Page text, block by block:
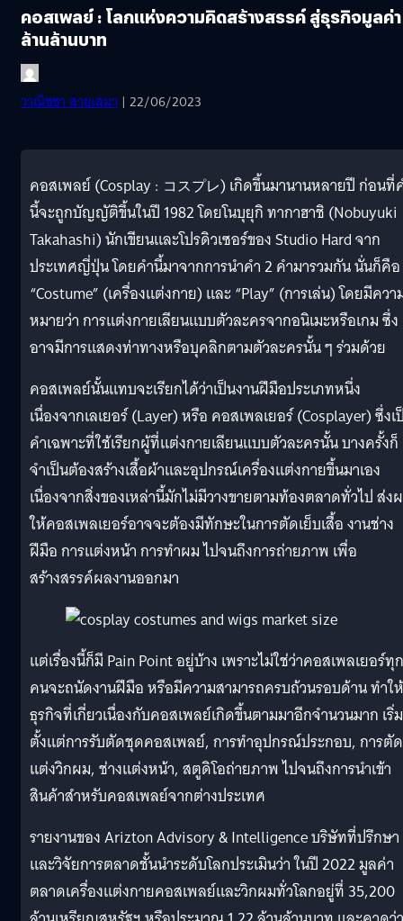
คอสเพลย์ : โลกแห่งความคิดสร้างสรรค์ สู่ธุรกิจมูลค่า
ล้านล้านบาท
วาณิชชา สายเสมา | 22/06/2023
คอสเพลย์ (Cosplay : コスプレ) เกิดขึ้นมานานหลายปี ก่อนที่
นี้จะถูกบัญญัติขึ้นในปี 1982 โดยโนบุยุกิ ทากาฮาชิ (Nobuyuki
Takahashi) นักเขียนและโปรดิวเซอร์ของ Studio Hard จาก
ประเทศญี่ปุ่น โดยคำนี้มาจากการนำคำ 2 คำมารวมกัน นั่นก็คือ
“Costume” (เครื่องแต่งกาย) และ “Play” (การเล่น) โดยมีควา
หมายว่า การแต่งกายเลียนแบบตัวละครจากอนิเมะหรือเกม ซึ่ง
อาจมีการแสดงท่าทางหรือบุคลิกตามตัวละครนั้น ๆ ร่วมด้วย
คอสเพลย์นั้นแทบจะเรียกได้ว่าเป็นงานฝีมือประเภทหนึ่ง
เนื่องจากเลเยอร์ (Layer) หรือ คอสเพลเยอร์ (Cosplayer) ซึ่งเ
คำเฉพาะที่ใช้เรียกผู้ที่แต่งกายเลียนแบบตัวละครนั้น บางครั้งก็
จำเป็นต้องสร้างเสื้อผ้าและอุปกรณ์เครื่องแต่งกายขึ้นมาเอง
เนื่องจากสิ่งของเหล่านี้มักไม่มีวางขายตามท้องตลาดทั่วไป ส่ง
ให้คอสเพลเยอร์อาจจะต้องมีทักษะในการตัดเย็บเสื้อ งานช่าง
ฝีมือ การแต่งหน้า การทำผม ไปจนถึงการถ่ายภาพ เพื่อ
สร้างสรรค์ผลงานออกมา
แต่เรื่องนี้ก็มี Pain Point อยู่บ้าง เพราะไม่ใช่ว่าคอสเพลเยอร์ทุก
คนจะถนัดงานฝีมือ หรือมีความสามารถครบถ้วนรอบด้าน ทำให้
ธุรกิจที่เกี่ยวเนื่องกับคอสเพลย์เกิดขึ้นตามมาอีกจำนวนมาก เริ่ม
ตั้งแต่การรับตัดชุดคอสเพลย์, การทำอุปกรณ์ประกอบ, การตัด
แต่งวิกผม, ช่างแต่งหน้า, สตูดิโอถ่ายภาพ ไปจนถึงการนำเข้า
สินค้าสำหรับคอสเพลย์จากต่างประเทศ
รายงานของ Arizton Advisory & Intelligence บริษัทที่ปรึกษา
และวิจัยการตลาดชั้นนำระดับโลกประเมินว่า ในปี 2022 มูลค่า
ตลาดเครื่องแต่งกายคอสเพลย์และวิกผมทั่วโลกอยู่ที่ 35,200